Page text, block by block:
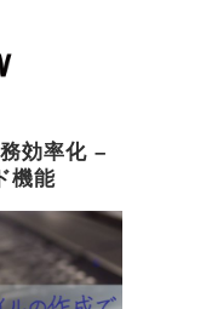
効率化 –
機能